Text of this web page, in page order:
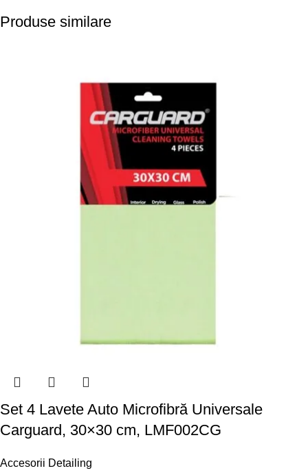
Produse similare
Set 4 Lavete Auto Microfibră Universale
Carguard, 30×30 cm, LMF002CG
Accesorii Detailing